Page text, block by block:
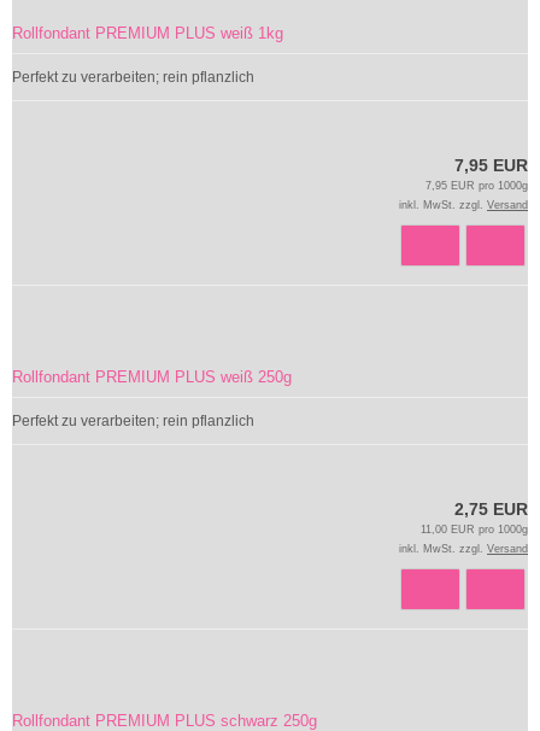
Rollfondant PREMIUM PLUS weiß 1kg
Perfekt zu verarbeiten; rein pflanzlich
7,95 EUR
7,95 EUR pro 1000g
inkl. MwSt. zzgl. Versand
Rollfondant PREMIUM PLUS weiß 250g
Perfekt zu verarbeiten; rein pflanzlich
2,75 EUR
11,00 EUR pro 1000g
inkl. MwSt. zzgl. Versand
Rollfondant PREMIUM PLUS schwarz 250g